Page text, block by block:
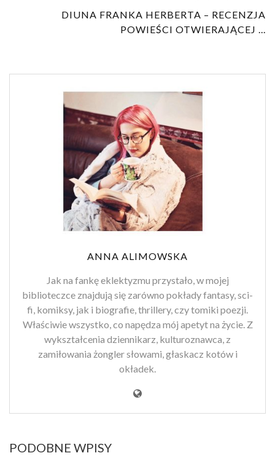
DIUNA FRANKA HERBERTA – RECENZJA
POWIEŚCI OTWIERAJĄCEJ ...
ANNA ALIMOWSKA
Jak na fankę eklektyzmu przystało, w mojej
biblioteczce znajdują się zarówno pokłady fantasy, sci-
fi, komiksy, jak i biografie, thrillery, czy tomiki poezji.
Właściwie wszystko, co napędza mój apetyt na życie. Z
wykształcenia dziennikarz, kulturoznawca, z
zamiłowania żongler słowami, głaskacz kotów i
okładek.
PODOBNE WPISY